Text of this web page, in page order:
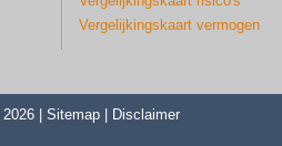
Vergelijkingskaart vermogen
2026 | Sitemap Disclaimer